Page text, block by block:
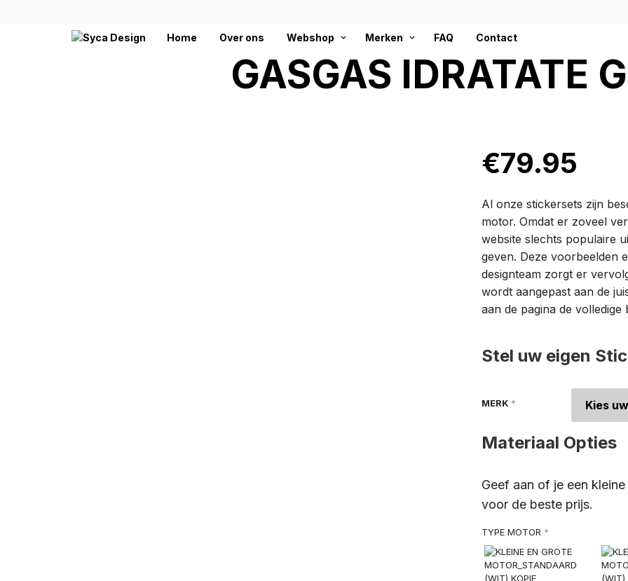
Home Over ons Webshop Merken FAQ Contact
GASGAS IDRATATE
€79.95
Al onze stickersets zijn
motor. Omdat er zoveel
website slechts populaire
geven. Deze voorbeelden
designteam zorgt er
wordt aangepast aan de
aan de pagina de volledige
Stel uw eigen
MERK *
Materiaal Opties
Geef aan of je een
voor de beste prijs.
TYPE MOTOR *